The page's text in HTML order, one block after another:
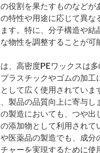
役割を果たすものなどが
特性や用途に応じて異な
す。特に、分子構造や結
物性を調整することが可
、高密度PEワックスは多
ラスチックやゴムの加工
して広く使用されていま
製品の品質向上に寄与し
製造においても、つや出
添加物として利用されて
医薬品の製造でも、成分
ャーを実現するために使